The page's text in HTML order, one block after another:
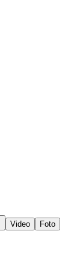
Video Foto